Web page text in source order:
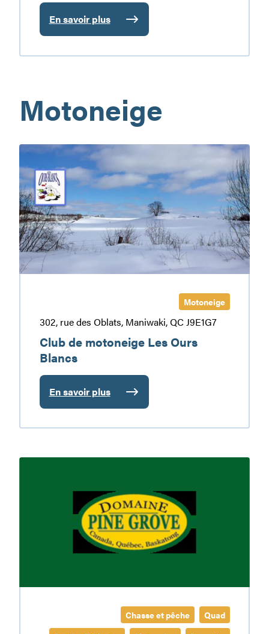
En savoir plus
:
Pourvoirie
Mijocama
Motoneige
Club
de
motoneige
Les
Ours
Blancs
Motoneige
302, rue des Oblats, Maniwaki, QC J9E1G7
Club de motoneige Les Ours
Blancs
En savoir plus
:
Club
de
Les
Domaine
Chasse et pêche
Quad